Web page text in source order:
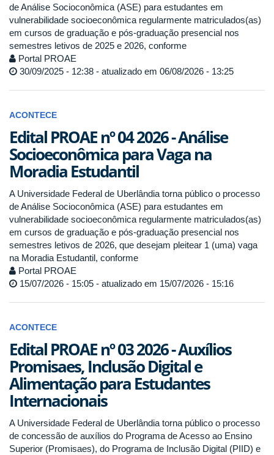
de Análise Socioconômica (ASE) para estudantes em
vulnerabilidade socioeconômica regularmente matriculados(as)
em cursos de graduação e pós-graduação presencial nos
semestres letivos de 2025 e 2026, conforme
Portal PROAE
30/09/2025 - 12:38 - atualizado em 06/08/2026 - 13:25
ACONTECE
Edital PROAE nº 04 2026 - Análise
Socioeconômica para Vaga na
Moradia Estudantil
A Universidade Federal de Uberlândia torna público o processo
de Análise Socioconômica (ASE) para estudantes em
vulnerabilidade socioeconômica regularmente matriculados(as)
em cursos de graduação e pós-graduação presencial nos
semestres letivos de 2026, que desejam pleitear 1 (uma) vaga
na Moradia Estudantil, conforme
Portal PROAE
15/07/2026 - 15:05 - atualizado em 15/07/2026 - 15:16
ACONTECE
Edital PROAE nº 03 2026 - Auxílios
Promisaes, Inclusão Digital e
Alimentação para Estudantes
Internacionais
A Universidade Federal de Uberlândia torna público o processo
de concessão de auxílios do Programa de Acesso ao Ensino
Superior (Promisaes), do Programa de Inclusão Digital (PIID) e